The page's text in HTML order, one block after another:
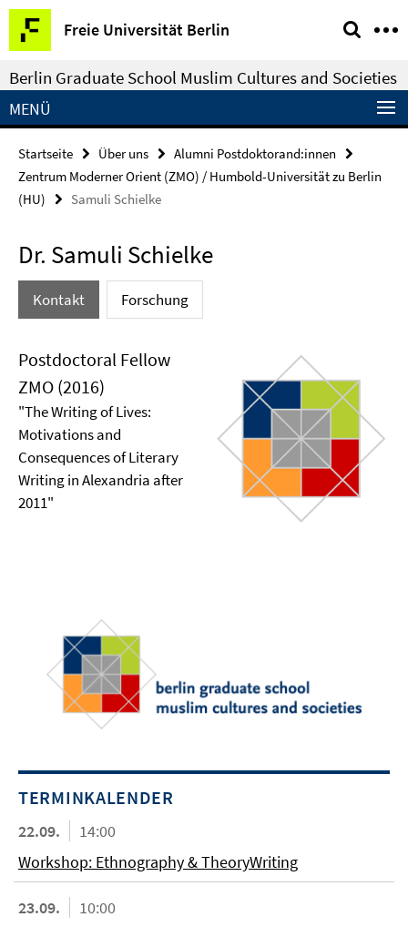
Springe
direkt
zu
Inhalt
Freie Universität Berlin
Service-
Navigation
Berlin Graduate School Muslim Cultures and Societies
MENÜ
Startseite Über uns
Alumni Postdoktorand:innen
Zentrum Moderner Orient (ZMO) / Humbold-Universität zu Berlin
(HU)
Samuli Schielke
Dr. Samuli Schielke
Kontakt Forschung
Postdoctoral Fellow
ZMO (2016)
"The Writing of Lives:
Motivations and
Consequences of Literary
Writing in Alexandria after
2011"
TERMINKALENDER
22.09.
14:00
Workshop: Ethnography & TheoryWriting
23.09.
10:00